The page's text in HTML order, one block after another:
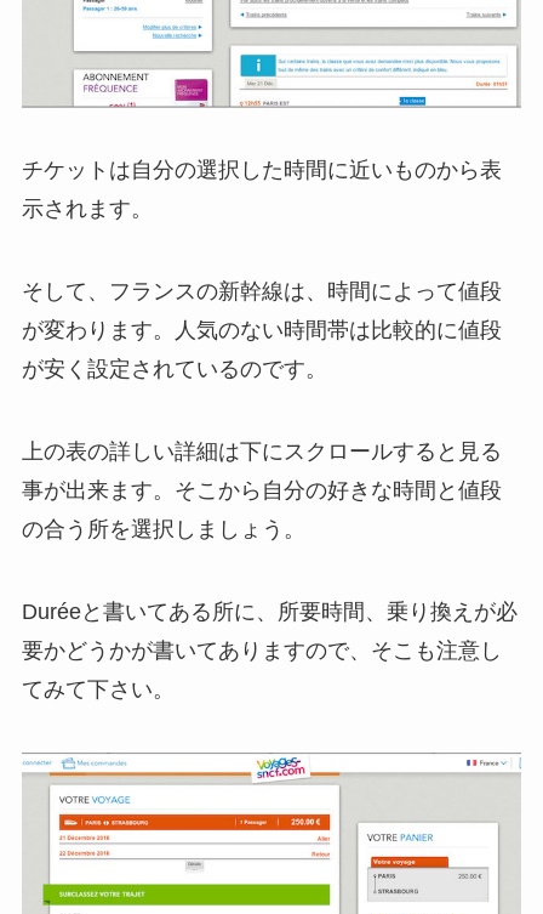
チケットは自分の選択した時間に近いものから表
示されます。
そして、フランスの新幹線は、時間によって値段
が変わります。人気のない時間帯は比較的に値段
が安く設定されているのです。
上の表の詳しい詳細は下にスクロールすると見る
事が出来ます。そこから自分の好きな時間と値段
の合う所を選択しましょう。
Duréeと書いてある所に、所要時間、乗り換えが必
要かどうかが書いてありますので、そこも注意し
てみて下さい。